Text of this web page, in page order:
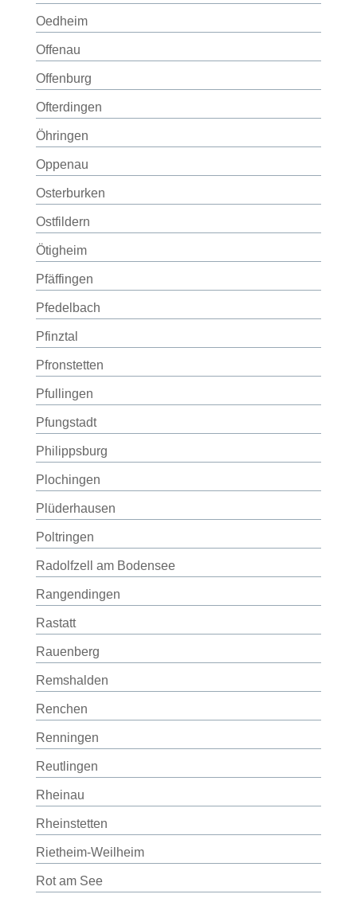
Oedheim
Offenau
Offenburg
Ofterdingen
Öhringen
Oppenau
Osterburken
Ostfildern
Ötigheim
Pfäffingen
Pfedelbach
Pfinztal
Pfronstetten
Pfullingen
Pfungstadt
Philippsburg
Plochingen
Plüderhausen
Poltringen
Radolfzell am Bodensee
Rangendingen
Rastatt
Rauenberg
Remshalden
Renchen
Renningen
Reutlingen
Rheinau
Rheinstetten
Rietheim-Weilheim
Rot am See